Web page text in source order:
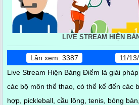
LIVE STREAM HIỆN
Lần xem: 3387
11/
Live Stream Hiện Bảng Điểm là giải
các bộ môn thể thao, có thể kể đến các
hợp, pickleball, cầu lông, tenis, bóng